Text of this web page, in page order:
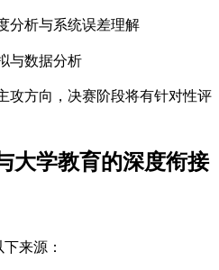
分析与系统误差理解
与数据分析
攻方向，决赛阶段将有针对性评
大学教育的深度衔接
来源：